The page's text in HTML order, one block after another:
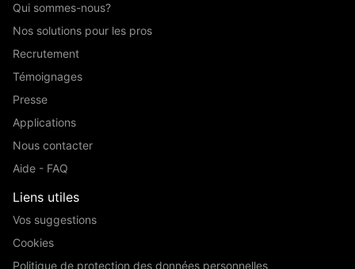
Qui sommes-nous?
Nos solutions pour les pros
Recrutement
Témoignages
Presse
Applications
Nous contacter
Aide - FAQ
Liens utiles
Vos suggestions
Cookies
Politique de protection des données personnelles